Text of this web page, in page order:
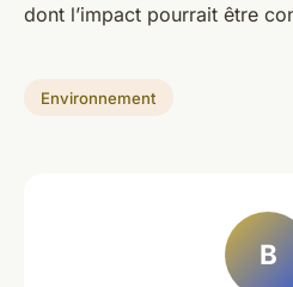
dont l’impact pourrait être
Environnement
B